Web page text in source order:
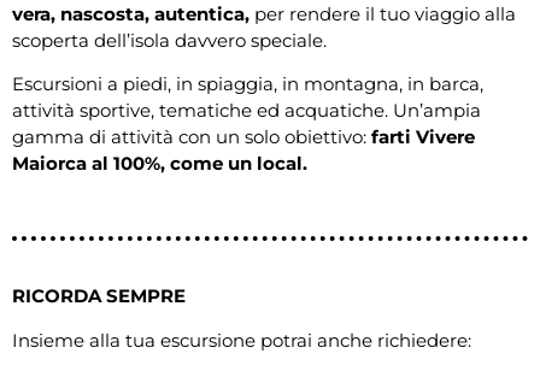
vera, nascosta, autentica, per rendere il tuo viaggio alla
scoperta dell’isola davvero speciale.
Escursioni a piedi, in spiaggia, in montagna, in barca,
attività sportive, tematiche ed acquatiche. Un’ampia
gamma di attività con un solo obiettivo: farti Vivere
Maiorca al 100%, come un local.
RICORDA SEMPRE
Insieme alla tua escursione potrai anche richiedere: